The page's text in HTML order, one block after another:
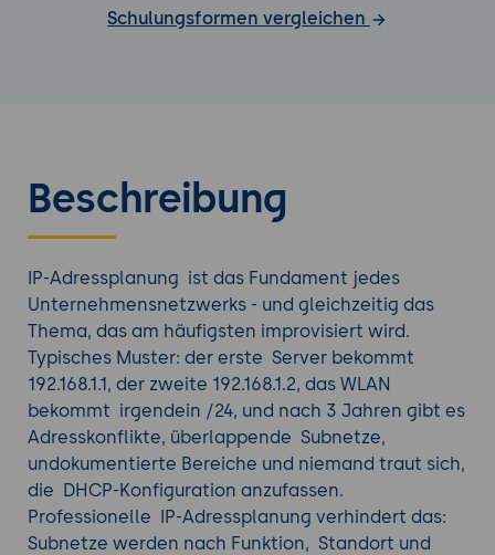
Schulungsformen vergleichen
Beschreibung
IP-Adressplanung ist das Fundament jedes
Unternehmensnetzwerks - und gleichzeitig das
Thema, das am häufigsten improvisiert wird.
Typisches Muster: der erste Server bekommt
192.168.1.1, der zweite 192.168.1.2, das WLAN
bekommt irgendein /24, und nach 3 Jahren gibt es
Adresskonflikte, überlappende Subnetze,
undokumentierte Bereiche und niemand traut sich,
die DHCP-Konfiguration anzufassen.
Professionelle IP-Adressplanung verhindert das:
Subnetze werden nach Funktion, Standort und